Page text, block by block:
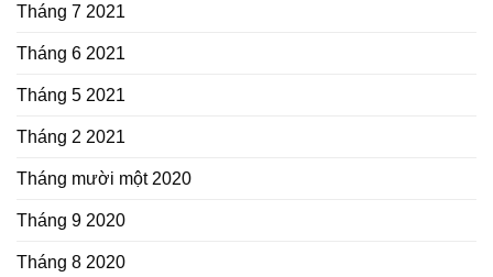
Tháng 7 2021
Tháng 6 2021
Tháng 5 2021
Tháng 2 2021
Tháng mười một 2020
Tháng 9 2020
Tháng 8 2020